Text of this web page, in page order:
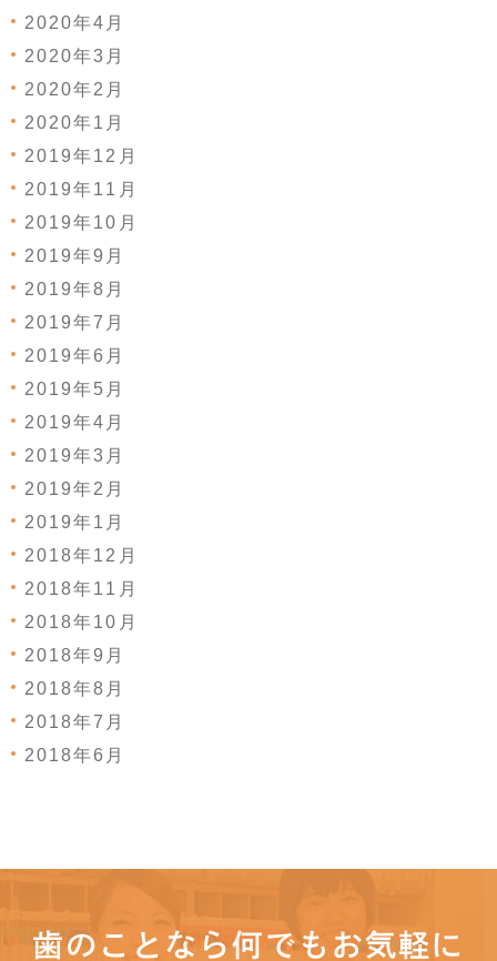
2020年4月
2020年3月
2020年2月
2020年1月
2019年12月
2019年11月
2019年10月
2019年9月
2019年8月
2019年7月
2019年6月
2019年5月
2019年4月
2019年3月
2019年2月
2019年1月
2018年12月
2018年11月
2018年10月
2018年9月
2018年8月
2018年7月
2018年6月
歯のことなら何でもお気軽に